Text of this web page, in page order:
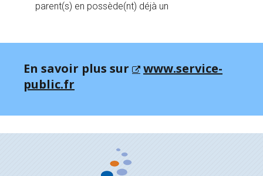
parent(s) en possède(nt) déjà un
En savoir plus sur
www.service-
public.fr